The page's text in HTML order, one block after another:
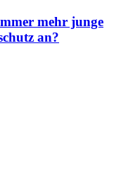
mehr junge
an?